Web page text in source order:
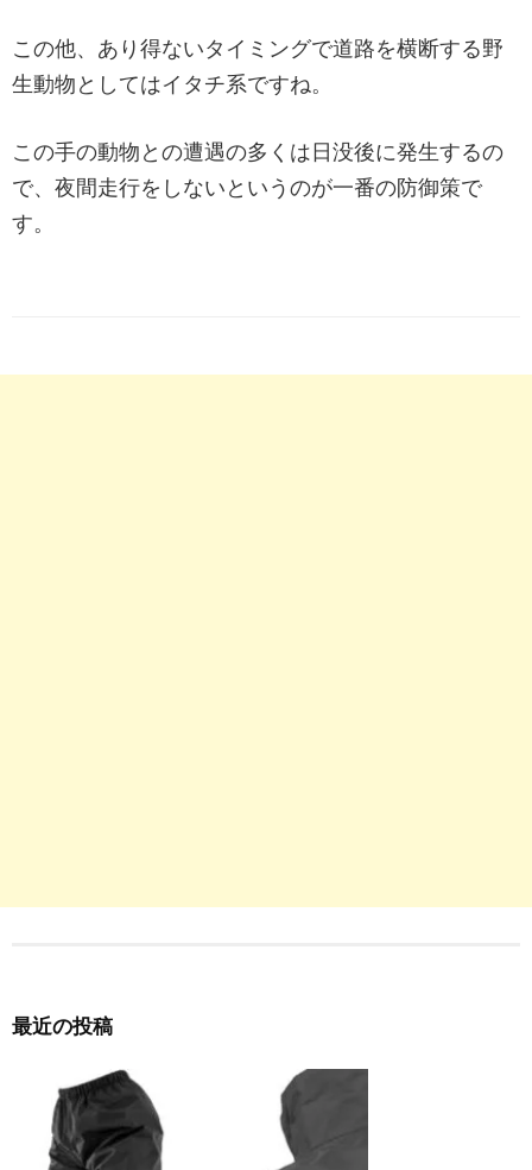
この他、あり得ないタイミングで道路を横断する野
生動物としてはイタチ系ですね。
この手の動物との遭遇の多くは日没後に発生するの
で、夜間走行をしないというのが一番の防御策で
す。
最近の投稿